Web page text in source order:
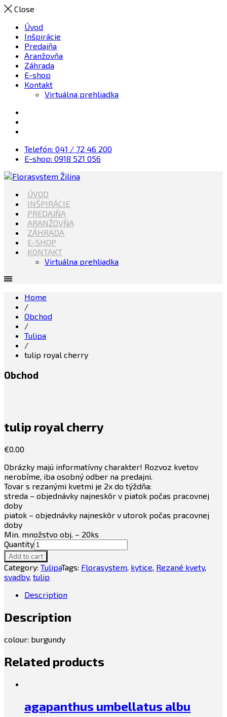
Close
Úvod
Inšpirácie
Predajňa
Aranžovňa
Záhrada
E-shop
Kontakt
Virtuálna prehliadka
Telefón: 041 / 72 46 200
E-shop: 0918 521 056
Florasystem Žilina
Kvety, Sviečky, dekorácie, Záhrada
ÚVOD
INŠPIRÁCIE
PREDAJŇA
ARANŽOVŇA
ZÁHRADA
E-SHOP
KONTAKT
Virtuálna prehliadka
Home
/
Obchod
/
Tulipa
/
tulip royal cherry
Obchod
tulip royal cherry
€0.00
Obrázky majú informatívny charakter! Rozvoz kvetov
nerobíme, iba osobný odber na predajni.
Tovar s rezanými kvetmi je 2x do týždňa:
streda – objednávky najneskôr v piatok počas pracovnej
doby
piatok – objednávky najneskôr v utorok počas pracovnej
doby
Min. množstvo obj. – 20ks
Quantity
Add to cart
Category: TulipaTags: Florasystem, kytice, Rezané kvety,
svadby, tulip
Description
Description
colour: burgundy
Related products
agapanthus umbellatus albu